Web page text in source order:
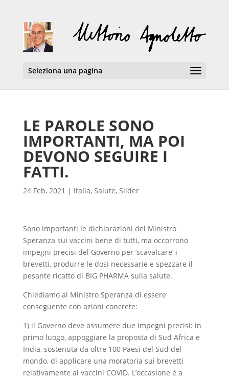
Seleziona una pagina
LE PAROLE SONO
IMPORTANTI, MA POI
DEVONO SEGUIRE I
FATTI.
24 Feb, 2021 | Italia, Salute, Slider
Sono importanti le dichiarazioni del Ministro
Speranza sui vaccini bene di tutti, ma occorrono
impegni precisi del Governo per ‘scavalcare’ i
brevetti, produrre le dosi necessarie e spezzare il
pesante ricatto di BIG PHARMA sulla salute.
Chiediamo al Ministro Speranza di essere
conseguente con azioni concrete:
1) il Governo deve assumere due impegni precisi: in
primo luogo, appoggiare la proposta di Sud Africa e
India, sostenuta da oltre 100 Paesi del Sud del
mondo, di applicare una moratoria sui brevetti
relativamente ai vaccini COVID. L’occasione è a